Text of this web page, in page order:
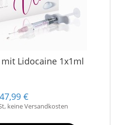
mit Lidocaine 1x1ml
47,99 €
keine Versandkosten